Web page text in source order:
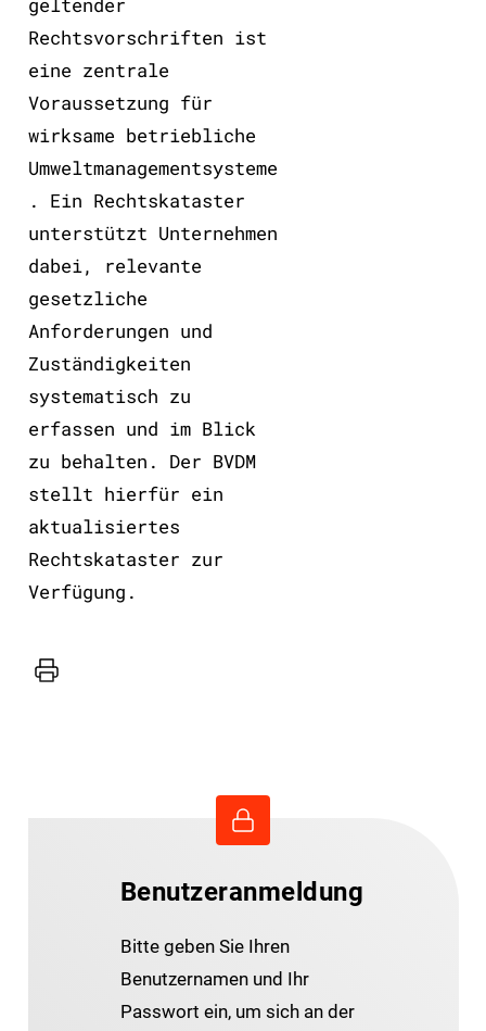
Rechtsvorschriften ist
eine zentrale
Voraussetzung für
wirksame betriebliche
Umweltmanagementsysteme
. Ein Rechtskataster
unterstützt Unternehmen
dabei, relevante
gesetzliche
Anforderungen und
Zuständigkeiten
systematisch zu
erfassen und im Blick
zu behalten. Der BVDM
stellt hierfür ein
aktualisiertes
Rechtskataster zur
Verfügung.
Drucker
Benutzeranmeldung
Bitte geben Sie Ihren
Benutzernamen und Ihr
Passwort ein, um sich an der